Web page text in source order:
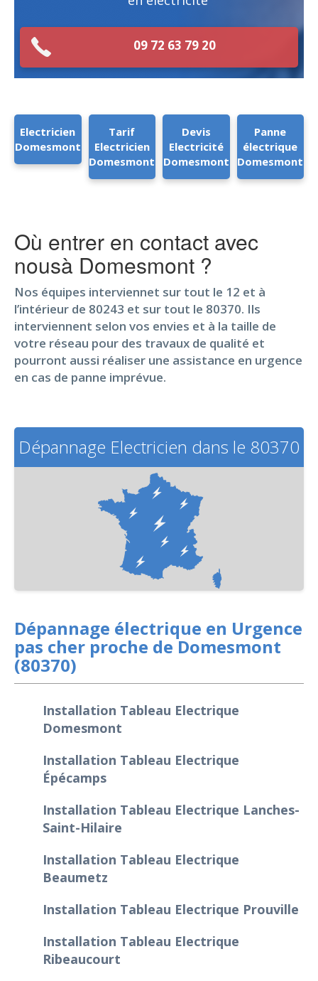
09 72 63 79 20
Electricien
Domesmont
Tarif
Electricien
Domesmont
Devis
Electricité
Domesmont
Panne
électrique
Domesmont
Où entrer en contact avec
nousà Domesmont ?
Nos équipes interviennet sur tout le 12 et à
l’intérieur de 80243 et sur tout le 80370. Ils
interviennent selon vos envies et à la taille de
votre réseau pour des travaux de qualité et
pourront aussi réaliser une assistance en urgence
en cas de panne imprévue.
Dépannage Electricien dans le 80370
Dépannage électrique en Urgence
pas cher proche de Domesmont
(80370)
Installation Tableau Electrique
Domesmont
Installation Tableau Electrique
Épécamps
Installation Tableau Electrique Lanches-
Saint-Hilaire
Installation Tableau Electrique
Beaumetz
Installation Tableau Electrique Prouville
Installation Tableau Electrique
Ribeaucourt